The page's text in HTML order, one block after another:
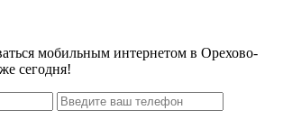
мобильным интернетом в Орехово-
сегодня!